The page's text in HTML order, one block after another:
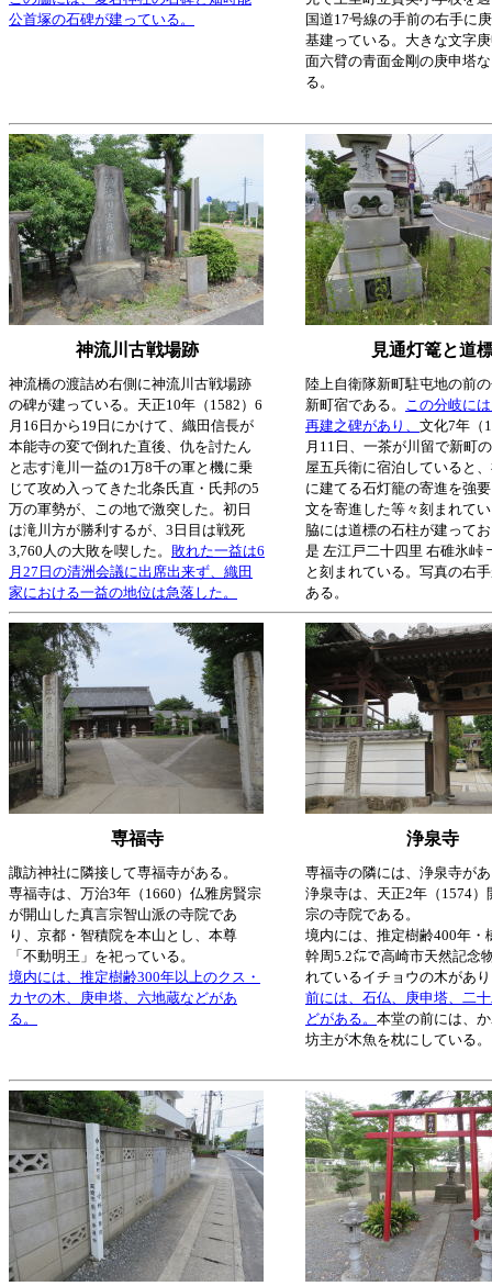
公首塚の石碑が建っている。
国道17号線の手前の右手に
基建っている。大きな文字
面六臂の青面金剛の庚申塔
る。
神流川古戦場跡 見通灯篭と道
神流橋の渡詰め右側に神流川古戦場跡
の碑が建っている。天正10年（1582）6
月16日から19日にかけて、織田信長が
本能寺の変で倒れた直後、仇を討たん
と志す滝川一益の1万8千の軍と機に乗
じて攻め入ってきた北条氏直・氏邦の5
万の軍勢が、この地で激突した。初日
は滝川方が勝利するが、3日目は戦死
3,760人の大敗を喫した。 敗れた一益は6
月27日の清洲会議に出席出来ず、織田
家における一益の地位は急落した。
陸上自衛隊新町駐屯地の前
新町宿である。 この分岐に
再建之碑があり、 文化7年（
月11日、一茶が川留で新町
屋五兵衛に宿泊していると
に建てる石灯籠の寄進を強
文を寄進した等々刻まれて
脇には道標の石柱が建って
是 左江戸二十四里 右碓氷峠
と刻まれている。写真の右
ある。
専福寺 浄泉寺
諏訪神社に隣接して専福寺がある。
専福寺は、万治3年（1660）仏雅房賢宗
が開山した真言宗智山派の寺院であ
り、京都・智積院を本山とし、本尊
「不動明王」を祀っている。
境内には、推定樹齢300年以上のクス・
カヤの木、庚申塔、六地蔵などがあ
る。
専福寺の隣には、浄泉寺が
浄泉寺は、天正2年（1574）
宗の寺院である。
境内には、推定樹齢400年・
幹周5.2㍍で高崎市天然記念
れているイチョウの木があ
前には、石仏、庚申塔、二
どがある。 本堂の前には、
坊主が木魚を枕にしている。